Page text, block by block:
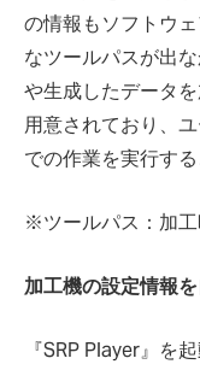
の情報もソフトウ
なツールパスが出
や生成したデータ
用意されており、
での作業を実行する
※ツールパス：加
加工機の設定情報
『SRP Player』を